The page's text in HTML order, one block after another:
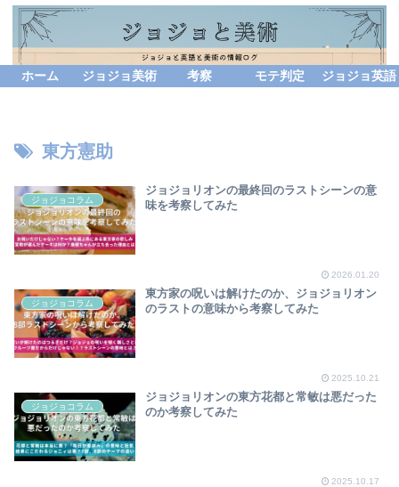
ホーム ジョジョ美術 考察 モテ判定 ジョジョ英語
東方憲助
ジョジョコラム
ジョジョリオンの最終回のラストシーンの意
味を考察してみた
2026.01.20
ジョジョコラム
東方家の呪いは解けたのか、ジョジョリオン
のラストの意味から考察してみた
2025.10.21
ジョジョコラム
ジョジョリオンの東方花都と常敏は悪だった
のか考察してみた
2025.10.17